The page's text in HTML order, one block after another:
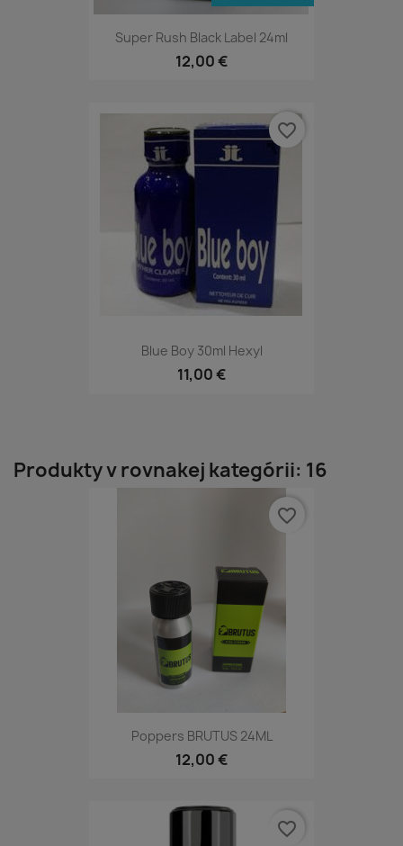
Super Rush Black Label 24ml
12,00 €
Blue Boy 30ml Hexyl
11,00 €
favorite_border
Produkty v rovnakej kategórii: 16
Poppers BRUTUS 24ML
12,00 €
favorite_border
favorite_border